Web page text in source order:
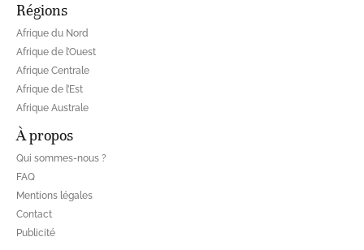
Régions
Afrique du Nord
Afrique de l’Ouest
Afrique Centrale
Afrique de l’Est
Afrique Australe
À propos
Qui sommes-nous ?
FAQ
Mentions légales
Contact
Publicité